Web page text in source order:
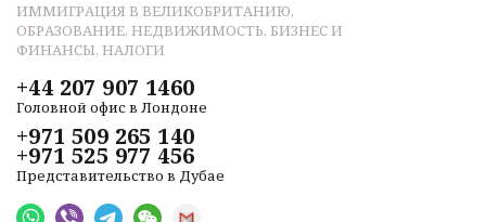
ИММИГРАЦИЯ В ВЕЛИКОБРИТАНИЮ,
ОБРАЗОВАНИЕ, НЕДВИЖИМОСТЬ, БИЗНЕС И
ФИНАНСЫ, НАЛОГИ
+44 207 907 1460
Головной офис в Лондоне
+971 509 265 140
+971 525 977 456
Представительство в Дубае